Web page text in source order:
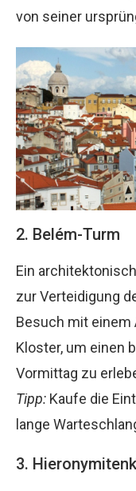
von seiner
2. Belém-Turm
Ein
zur Verteidigung
Besuch mit
Kloster, um einen
Vormittag zu
Tipp: Kaufe die
lange
3.